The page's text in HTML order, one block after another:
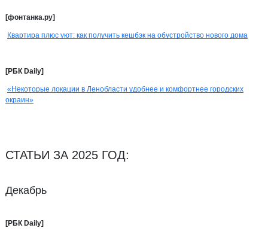
[фонтанка.ру]
Квартира плюс уют: как получить кешбэк на обустройство нового дома
[РБК Daily]
«Некоторые локации в Ленобласти удобнее и комфортнее городских
окраин»
СТАТЬИ ЗА 2025 ГОД:
Декабрь
[РБК Daily]